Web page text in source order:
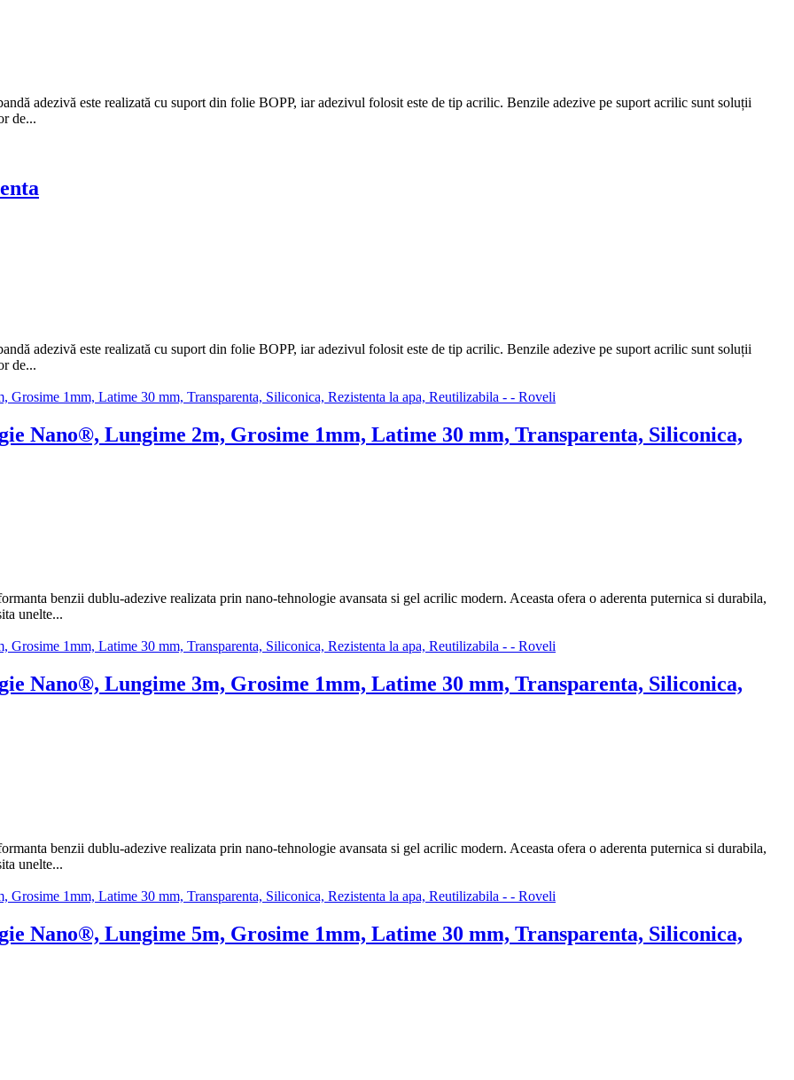
adezivă este realizată cu suport din folie BOPP, iar adezivul folosit este de tip acrilic. Benzile adezive pe suport acrilic sunt soluții
de...
adezivă este realizată cu suport din folie BOPP, iar adezivul folosit este de tip acrilic. Benzile adezive pe suport acrilic sunt soluții
de...
Nano®, Lungime 2m, Grosime 1mm, Latime 30 mm, Transparenta, Siliconica,
benzii dublu-adezive realizata prin nano-tehnologie avansata si gel acrilic modern. Aceasta ofera o aderenta puternica si durabila,
unelte...
Nano®, Lungime 3m, Grosime 1mm, Latime 30 mm, Transparenta, Siliconica,
benzii dublu-adezive realizata prin nano-tehnologie avansata si gel acrilic modern. Aceasta ofera o aderenta puternica si durabila,
unelte...
Nano®, Lungime 5m, Grosime 1mm, Latime 30 mm, Transparenta, Siliconica,